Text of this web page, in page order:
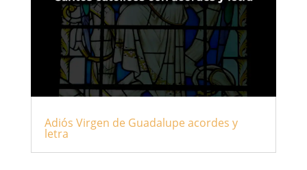
Adiós Virgen de Guadalupe acordes y
letra